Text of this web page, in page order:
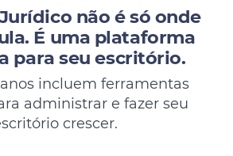
não é só onde
É uma plataforma
para seu escritório.
incluem ferramentas
administrar e fazer seu
crescer.